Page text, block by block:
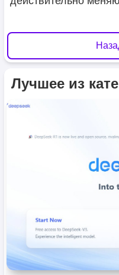
Лучшее из